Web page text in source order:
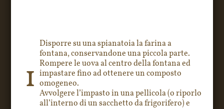
1
Disporre su una spianatoia la farina a
fontana, conservandone una piccola parte.
Rompere le uova al centro della fontana ed
impastare fino ad ottenere un composto
omogeneo.
Avvolgere l’impasto in una pellicola (o riporlo
all’interno di un sacchetto da frigorifero) e